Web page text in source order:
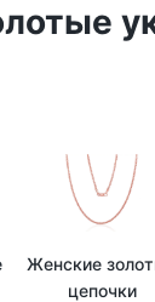
Женские
цепочки